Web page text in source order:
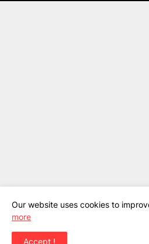
Our website uses cookies to
more
Accept !